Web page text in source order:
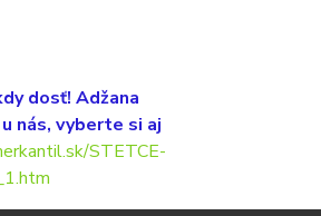
dosť! Adžana
nás, vyberte si aj
STETCE-